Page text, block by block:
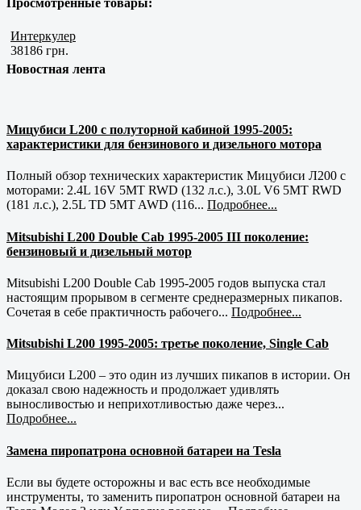
Интеркулер
38186 грн.
Новостная лента
Мицубиси L200 с полуторной кабиной 1995-2005:
характеристики для бензинового и дизельного мотора
Полный обзор технических характеристик Мицубиси Л200 с
моторами: 2.4L 16V 5MT RWD (132 л.с.), 3.0L V6 5MT RWD
(181 л.с.), 2.5L TD 5MT AWD (116... Подробнее...
Mitsubishi L200 Double Cab 1995-2005 III поколение:
бензиновый и дизельный мотор
Mitsubishi L200 Double Cab 1995-2005 годов выпуска стал
настоящим прорывом в сегменте среднеразмерных пикапов.
Сочетая в себе практичность рабочего... Подробнее...
Mitsubishi L200 1995-2005: третье поколение, Single Cab
Мицубиси L200 – это один из лучших пикапов в истории. Он
доказал свою надежность и продолжает удивлять
выносливостью и неприхотливостью даже через...
Подробнее...
Замена пиропатрона основной батареи на Tesla
Если вы будете осторожны и вас есть все необходимые
инструменты, то заменить пиропатрон основной батареи на